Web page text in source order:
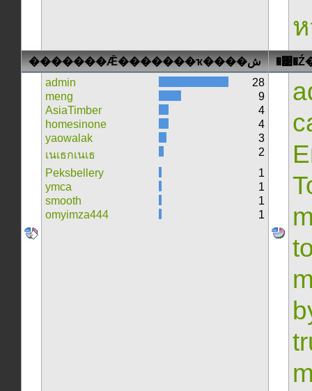
�������Ǣ�������ҡ����ش
admin
28
meng
9
AsiaTimber
4
homesinone
4
yaowalak
3
เนเธกเนเธ
2
Peksbellery
1
ymca
1
smooth
1
omyimza444
1